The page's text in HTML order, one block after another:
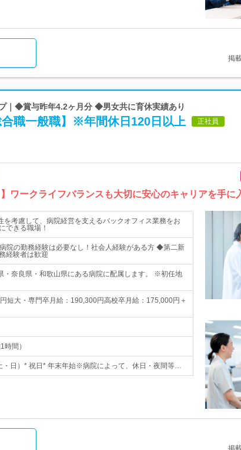
掲
｜◆賞与昨年4.2ヶ月分 ◆男女共に育休実績あり
職一般職】※年間休日120日以上 正社員
ワークライフバランスも大切に安心のキャリアを手に
を考慮して、病院経営を支えるバックオフィス業務をお
できる職場！
院の勤務経験は必要なし！社会人経験がある方 ◆第二新
経験者は歓迎
・奈良県・和歌山県にある病院に配属します。 ※初任地
短大・専門卒月給：190,300円高校卒月給：175,000円＋
間）
・日）* 祝日* 年末年始※病院によって、休日・夜間等…
掲